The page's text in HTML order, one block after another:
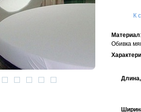
К
Материал
Обивка